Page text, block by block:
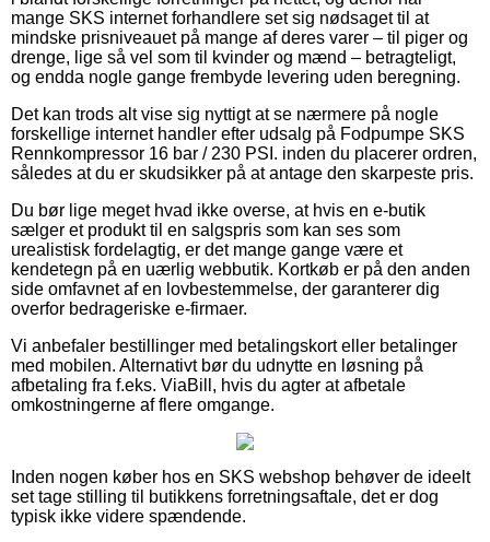
mange SKS internet forhandlere set sig nødsaget til at
mindske prisniveauet på mange af deres varer – til piger og
drenge, lige så vel som til kvinder og mænd – betragteligt,
og endda nogle gange frembyde levering uden beregning.
Det kan trods alt vise sig nyttigt at se nærmere på nogle
forskellige internet handler efter udsalg på Fodpumpe SKS
Rennkompressor 16 bar / 230 PSI. inden du placerer ordren,
således at du er skudsikker på at antage den skarpeste pris.
Du bør lige meget hvad ikke overse, at hvis en e-butik
sælger et produkt til en salgspris som kan ses som
urealistisk fordelagtig, er det mange gange være et
kendetegn på en uærlig webbutik. Kortkøb er på den anden
side omfavnet af en lovbestemmelse, der garanterer dig
overfor bedrageriske e-firmaer.
Vi anbefaler bestillinger med betalingskort eller betalinger
med mobilen. Alternativt bør du udnytte en løsning på
afbetaling fra f.eks. ViaBill, hvis du agter at afbetale
omkostningerne af flere omgange.
Inden nogen køber hos en SKS webshop behøver de ideelt
set tage stilling til butikkens forretningsaftale, det er dog
typisk ikke videre spændende.